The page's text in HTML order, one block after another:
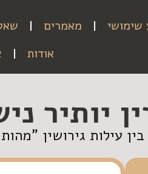
שימושי מאמרים
אודות
יותיר
עילות גירושין